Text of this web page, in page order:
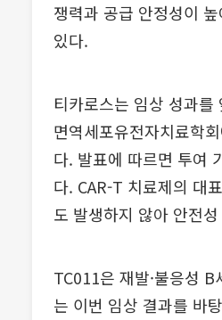
쟁력과 공급 안정성이
있다.
티카로스는 임상 성과
면역세포유전자치료학
다. 발표에 따르면 투여
다. CAR-T 치료제의 대
도 발생하지 않아 안전
TC011은 재발·불응성
는 이번 임상 결과를 바